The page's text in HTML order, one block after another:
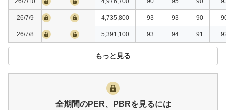
26/7/9 4,735,800 93 93 90
26/7/8 5,391,100 93 94 91
もっと見る
全期間のPER、PBRを見るには